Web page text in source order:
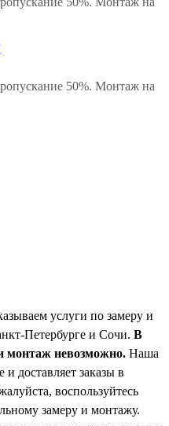
50%. Монтаж на
услуги по замеру и
Петербурге и Сочи. В
монтаж невозможно. Наша
доставляет заказы в
воспользуйтесь
замеру и монтажу.